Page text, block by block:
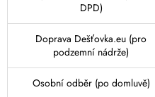
DPD)
Doprava Dešťovka.eu (pro
podzemní nádrže)
Osobní odběr (po domluvě)